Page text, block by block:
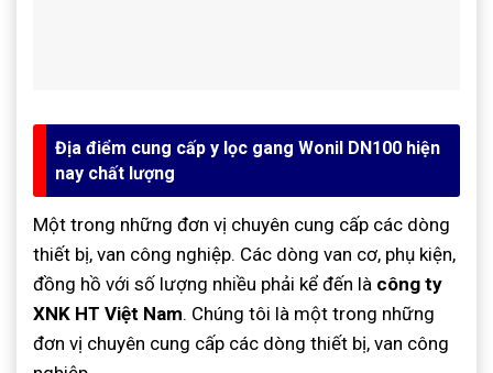
Địa điểm cung cấp y lọc gang Wonil DN100 hiện
nay chất lượng
Một trong những đơn vị chuyên cung cấp các dòng
thiết bị, van công nghiệp. Các dòng van cơ, phụ kiện,
đồng hồ với số lượng nhiều phải kể đến là công ty
XNK HT Việt Nam. Chúng tôi là một trong những
đơn vị chuyên cung cấp các dòng thiết bị, van công